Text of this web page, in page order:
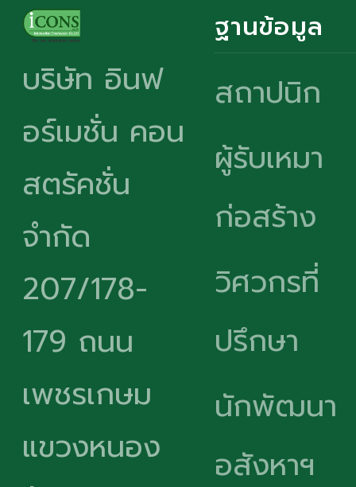
บริษัท อินฟ
อร์เมชั่น คอน
สตรัคชั่น
จำกัด
207/178-
179 ถนน
เพชรเกษม
แขวงหนอง
ฐานข้อมูล
สถาปนิก
ผู้รับเหมา
ก่อสร้าง
วิศวกรที่
ปรึกษา
นักพัฒนา
อสังหาฯ